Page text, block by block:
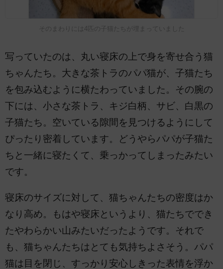
そのまわりには4匹の子猫たちが埋まっていました
写っていたのは、丸い寝床の上で身を寄せ合う猫
ちゃんたち。大きな茶トラのパパ猫が、子猫たち
を包み込むように横たわっていました。その腕の
下には、小さな茶トラ、キジ白柄、サビ、白黒の
子猫たち。空いている隙間を見つけるようにして
ぴったり密着しています。どうやらパパが子猫た
ちと一緒に寝たくて、乗っかってしまったみたい
です。
寝床のサイズに対して、猫ちゃんたちの密度はか
なり高め。もはや寝床というより、猫たちででき
たやわらかい山みたいだったようです。それで
も、猫ちゃんたちはとても気持ちよさそう。パパ
猫は目を閉じ、すっかり安心しきった表情を浮か